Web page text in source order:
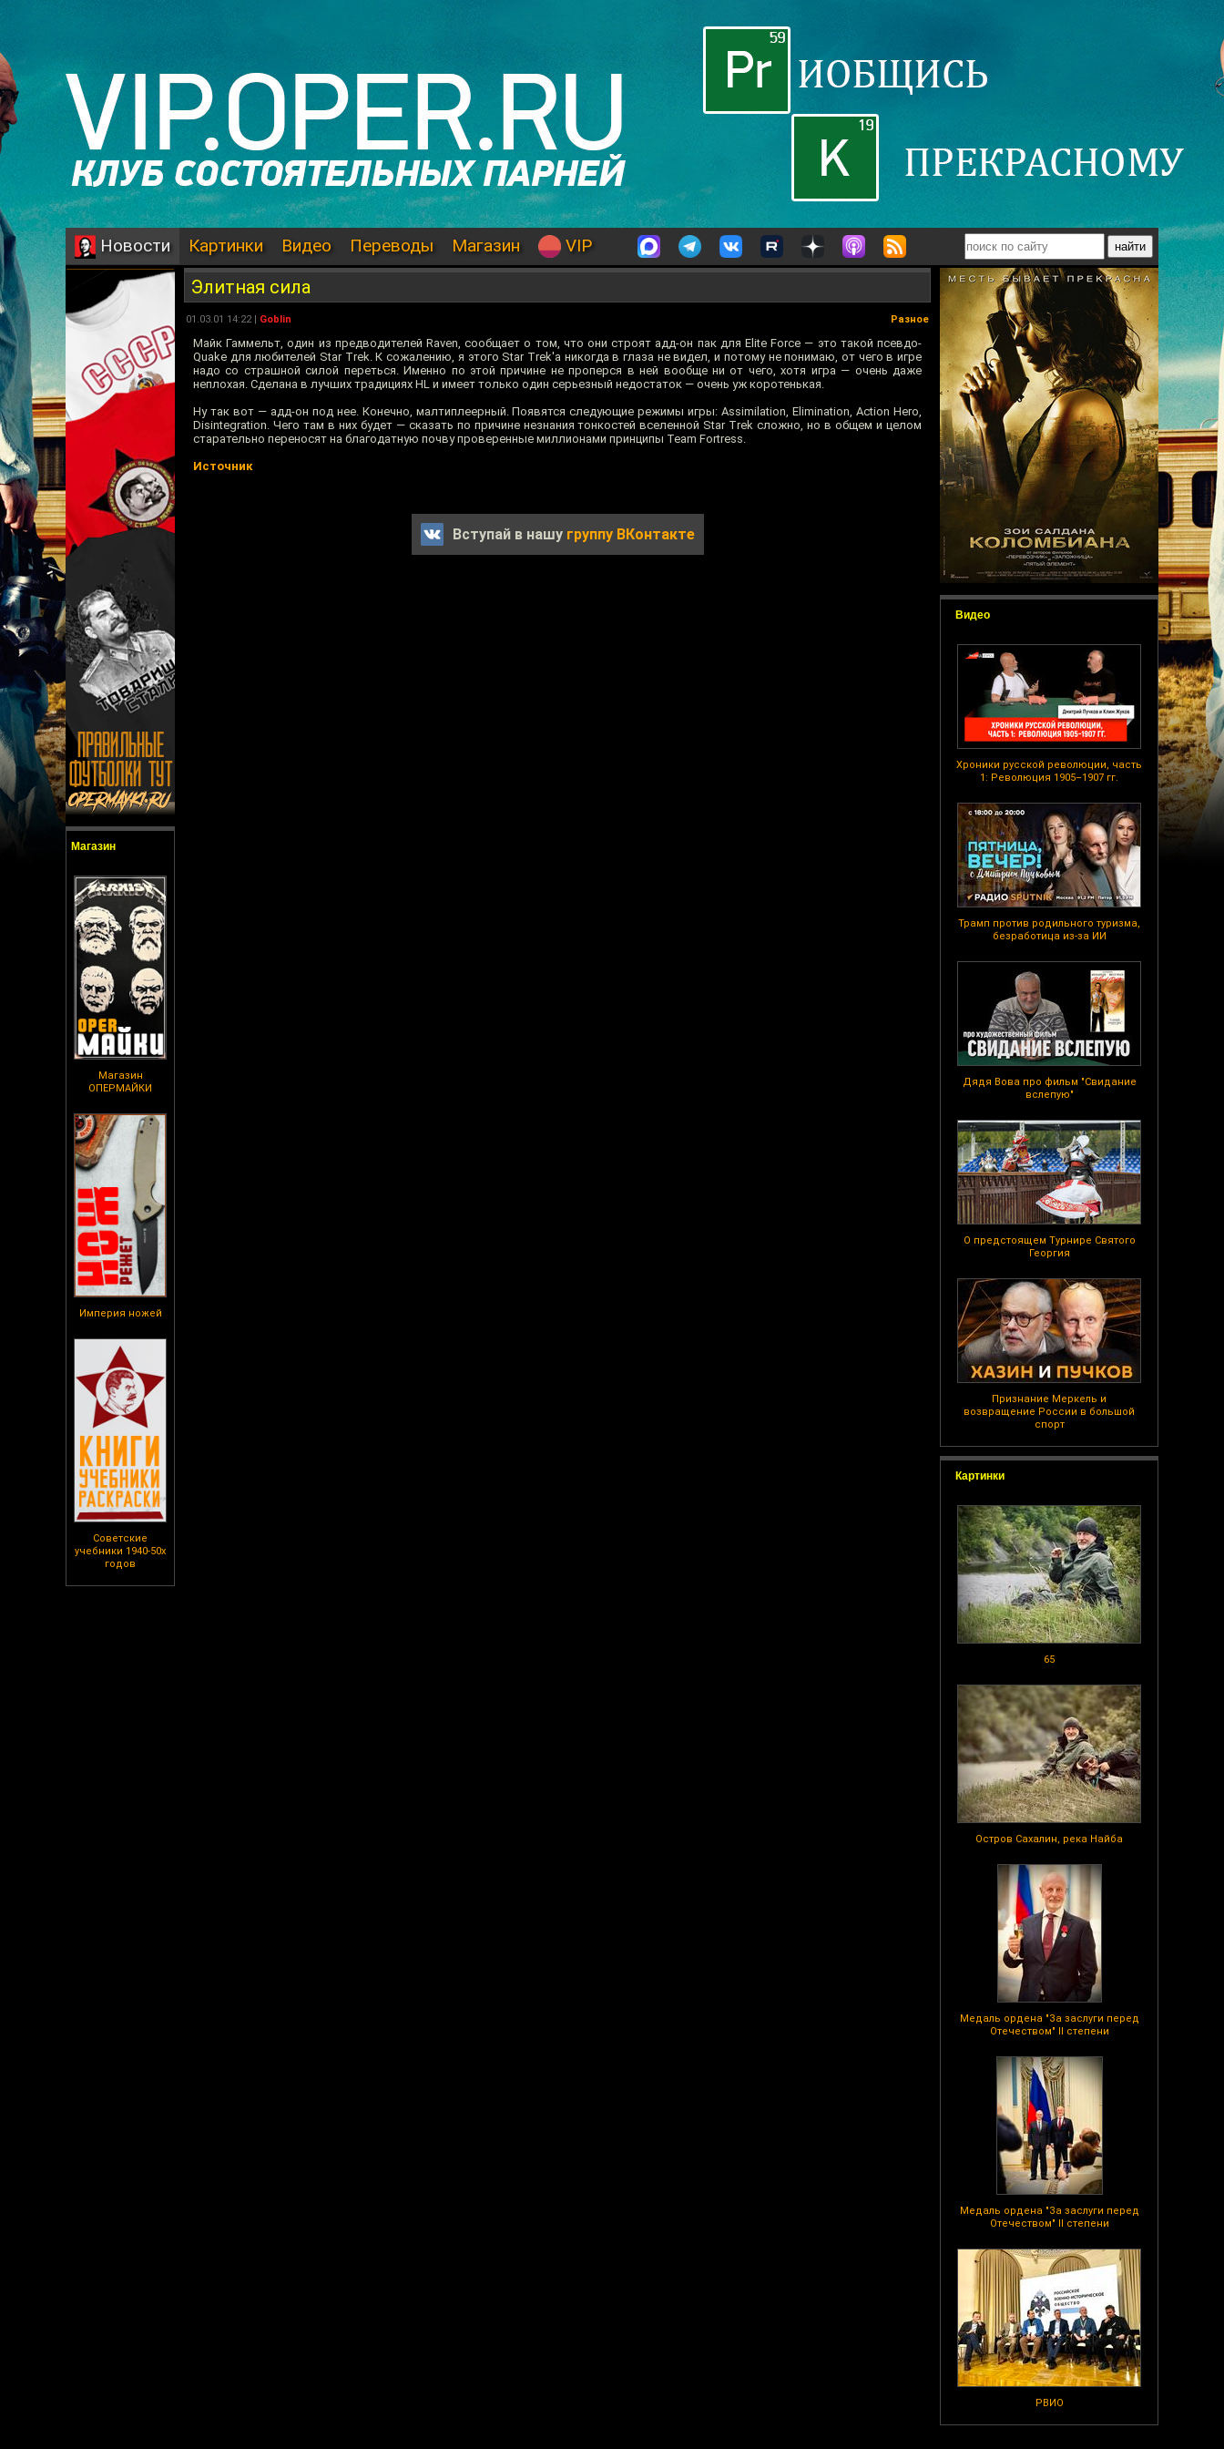
Новости Картинки Видео Переводы Магазин VIP
Магазин
Магазин
ОПЕРМАЙКИ
Империя ножей
Советские
учебники 1940-50х
годов
Видео
Хроники русской революции, часть
1: Революция 1905–1907 гг.
Трамп против родильного туризма,
безработица из-за ИИ
Дядя Вова про фильм "Свидание
вслепую"
О предстоящем Турнире Святого
Георгия
Признание Меркель и
возвращение России в большой
спорт
Картинки
65
Остров Сахалин, река Найба
Медаль ордена "За заслуги перед
Отечеством" II степени
Медаль ордена "За заслуги перед
Отечеством" II степени
РВИО
Элитная сила
01.03.01 14:22 | Goblin Разное
Майк Гаммельт, один из предводителей Raven, сообщает о том, что они строят адд-он пак для Elite Force — это такой псевдо-
Quake для любителей Star Trek. К сожалению, я этого Star Trek'а никогда в глаза не видел, и потому не понимаю, от чего в игре
надо со страшной силой переться. Именно по этой причине не проперся в ней вообще ни от чего, хотя игра — очень даже
неплохая. Сделана в лучших традициях HL и имеет только один серьезный недостаток — очень уж коротенькая.
Ну так вот — адд-он под нее. Конечно, малтиплеерный. Появятся следующие режимы игры: Assimilation, Elimination, Action Hero,
Disintegration. Чего там в них будет — сказать по причине незнания тонкостей вселенной Star Trek сложно, но в общем и целом
старательно переносят на благодатную почву проверенные миллионами принципы Team Fortress.
Источник
Вступай в нашу группу ВКонтакте